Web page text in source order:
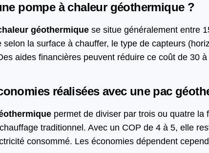
pompe à chaleur géothermique ?
géothermique se situe généralement entre
selon la surface à chauffer, le type de capteurs
aides financières peuvent réduire ce coût de 30 à
réalisées avec une pac
permet de diviser par trois ou quatre la
traditionnel. Avec un COP de 4 à 5, elle
consommé. Les économies dépendent